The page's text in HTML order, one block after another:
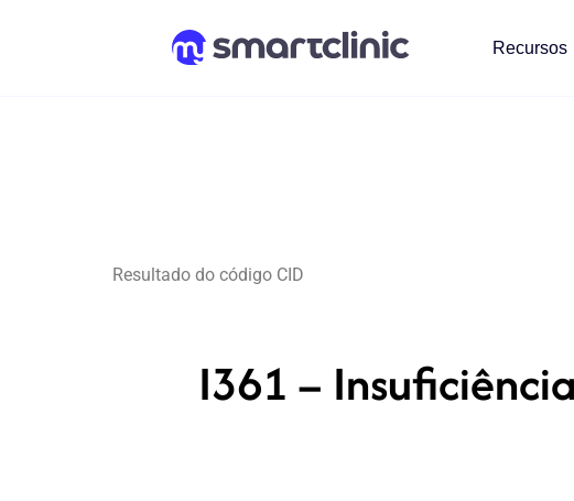
Recursos
Resultado do código CID
I361 –